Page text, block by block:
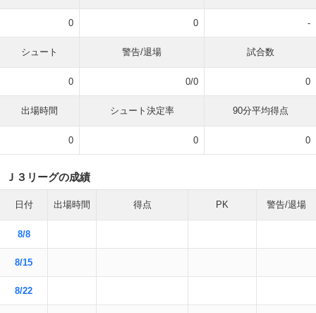
0 0 -
シュート 警告/退場 試合数
0 0/0 0
出場時間 シュート決定率 90分平均得点
0 0 0
Ｊ３リーグの成績
日付 出場時間 得点 PK 警告/退場
8/8
8/15
8/22